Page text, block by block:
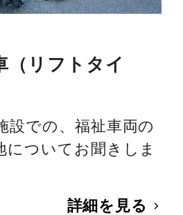
（リフトタイ
設での、福祉車両の
についてお聞きしま
詳細を見る